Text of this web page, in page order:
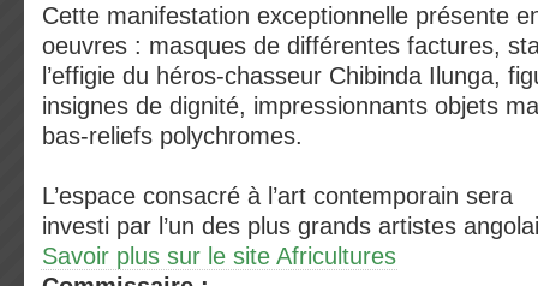
Cette manifestation exceptionnelle présente
oeuvres : masques de différentes factures,
l’effigie du héros-chasseur Chibinda Ilunga,
insignes de dignité, impressionnants objets
bas-reliefs polychromes.
L’espace consacré à l’art contemporain sera
investi par l’un des plus grands artistes
Savoir plus sur le site Africultures